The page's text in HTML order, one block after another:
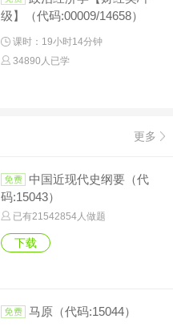
级】（代码:00009/14658）
课时：19小时14分钟
34890人已学
更多
中国近现代史纲要（代
码:15043）
已有21542854人做题
下载
马原（代码:15044）